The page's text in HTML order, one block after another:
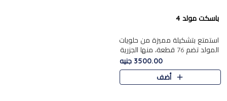
باسكت مولد 4
استمتع بتشكيلة مميزة من حلويات
المولد تضم 76 قطعة، منها الجزرية
بالفول والبندق، علي بابا
بالمكسرات.......
3500.00 جنيه
أضف